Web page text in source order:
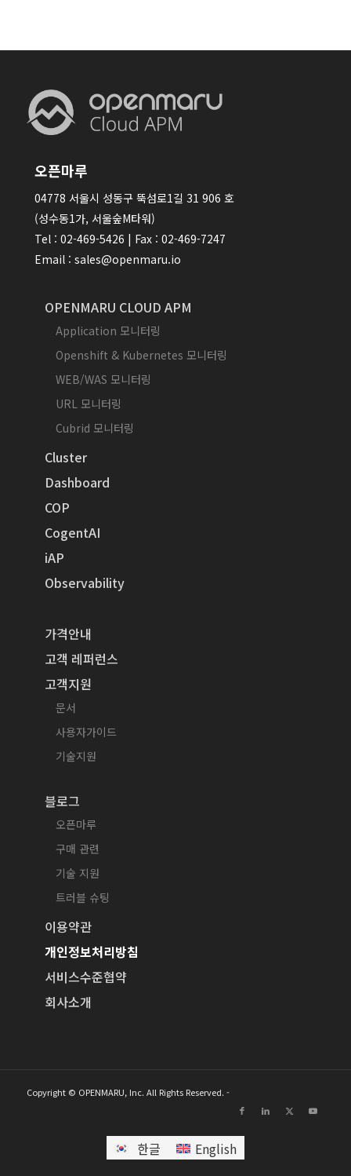
오픈마루
04778 서울시 성동구 뚝섬로1길 31 906 호
(성수동1가, 서울숲M타워)
Tel : 02-469-5426 | Fax : 02-469-7247
Email : sales@openmaru.io
OPENMARU CLOUD APM
Application 모니터링
Openshift & Kubernetes 모니터링
WEB/WAS 모니터링
URL 모니터링
Cubrid 모니터링
Cluster
Dashboard
COP
CogentAI
iAP
Observability
가격안내
고객 레퍼런스
고객지원
문서
사용자가이드
기술지원
블로그
오픈마루
구매 관련
기술 지원
트러블 슈팅
이용약관
개인정보처리방침
서비스수준협약
회사소개
Copyright © OPENMARU, Inc. All Rights Reserved. -
한글 English